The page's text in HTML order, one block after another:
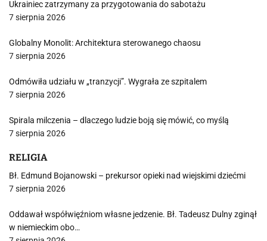
Ukrainiec zatrzymany za przygotowania do sabotażu
7 sierpnia 2026
Globalny Monolit: Architektura sterowanego chaosu
7 sierpnia 2026
Odmówiła udziału w „tranzycji”. Wygrała ze szpitalem
7 sierpnia 2026
Spirala milczenia – dlaczego ludzie boją się mówić, co myślą
7 sierpnia 2026
RELIGIA
Bł. Edmund Bojanowski – prekursor opieki nad wiejskimi dziećmi
7 sierpnia 2026
Oddawał współwięźniom własne jedzenie. Bł. Tadeusz Dulny zginął
w niemieckim obo…